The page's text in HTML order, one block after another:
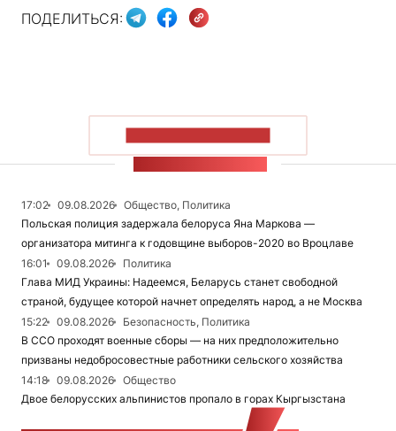
ПОДЕЛИТЬСЯ:
17:02 09.08.2026
Общество, Политика
Польская полиция задержала белоруса Яна Маркова —
организатора митинга к годовщине выборов-2020 во Вроцлаве
16:01
09.08.2026
Политика
Глава МИД Украины: Надеемся, Беларусь станет свободной
страной, будущее которой начнет определять народ, а не Москва
15:22
09.08.2026
Безопасность, Политика
В ССО проходят военные сборы — на них предположительно
призваны недобросовестные работники сельского хозяйства
14:18
09.08.2026
Общество
Двое белорусских альпинистов пропало в горах Кыргызстана